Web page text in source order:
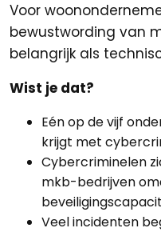
Voor
bewustwording van
belangrijk als
Wist je dat?
Eén op de vijf
krijgt met
Cybercriminelen
mkb-bedrijven
Veel incidenten